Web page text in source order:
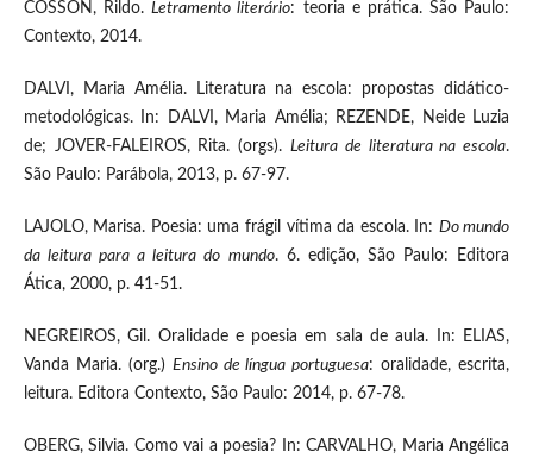
COSSON, Rildo.Letramento literário: teoria e prática. São Paulo:
Contexto, 2014.
DALVI, Maria Amélia. Literatura na escola: propostas didático-
metodológicas. In: DALVI, Maria Amélia; REZENDE, Neide Luzia
de; JOVER-FALEIROS, Rita. (orgs). Leitura de literatura na escola.
São Paulo: Parábola, 2013, p. 67-97.
LAJOLO, Marisa. Poesia: uma frágil vítima da escola. In: Do mundo
da leitura para a leitura do mundo. 6. edição, São Paulo: Editora
Ática, 2000, p. 41-51.
NEGREIROS, Gil. Oralidade e poesia em sala de aula. In: ELIAS,
Vanda Maria. (org.) Ensino de língua portuguesa: oralidade, escrita,
leitura. Editora Contexto, São Paulo: 2014, p. 67-78.
OBERG, Silvia. Como vai a poesia? In: CARVALHO, Maria Angélica